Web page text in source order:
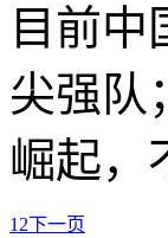
目前
尖强队
崛起，
1 2下一页